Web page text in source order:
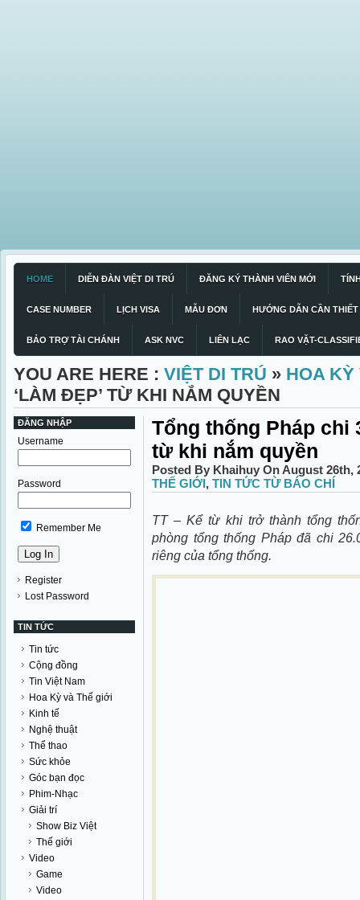
HOME DIỄN ĐÀN VIỆT DI TRÚ ĐĂNG KÝ THÀNH VIÊN MỚI
CASE NUMBER LỊCH VISA MẪU ĐƠN HƯỚNG DẪN CẦN THIẾT
BẢO TRỢ TÀI CHÁNH ASK NVC LIÊN LẠC RAO VẶT-
YOU ARE HERE : VIỆT DI TRÚ » HOA KỲ
‘LÀM ĐẸP’ TỪ KHI NẮM QUYỀN
ĐĂNG NHẬP
Username
Password
Remember Me
Register
Lost Password
TIN TỨC
Tin tức
Cộng đồng
Tin Việt Nam
Hoa Kỳ và Thế giới
Kinh tế
Nghệ thuật
Thể thao
Sức khỏe
Góc bạn đọc
Phim-Nhạc
Giải trí
Show Biz Việt
Thế giới
Video
Game
Video
Tổng thống Pháp chi
từ khi nắm quyền
Posted By Khaihuy On August 26th,
THẾ GIỚI, TIN TỨC TỪ BÁO CHÍ
TT – Kể từ khi trở thành tổng
phòng tổng thống Pháp đã chi
riêng của tổng thống.